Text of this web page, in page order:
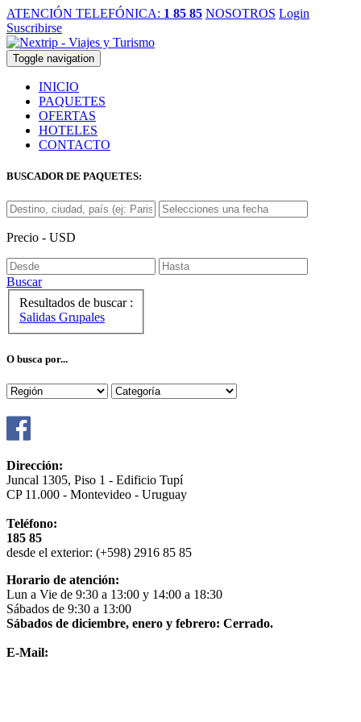
ATENCIÓN TELEFÓNICA: 1 85 85 NOSOTROS Login
Suscribirse
Toggle navigation
INICIO
PAQUETES
OFERTAS
HOTELES
CONTACTO
BUSCADOR DE PAQUETES:
Precio - USD
Buscar
Resultados de buscar :
Salidas Grupales
O busca por...
Dirección:
Juncal 1305, Piso 1 - Edificio Tupí
CP 11.000 - Montevideo - Uruguay
Teléfono:
185 85
desde el exterior: (+598) 2916 85 85
Horario de atención:
Lun a Vie de 9:30 a 13:00 y 14:00 a 18:30
Sábados de 9:30 a 13:00
Sábados de diciembre, enero y febrero: Cerrado.
E-Mail: